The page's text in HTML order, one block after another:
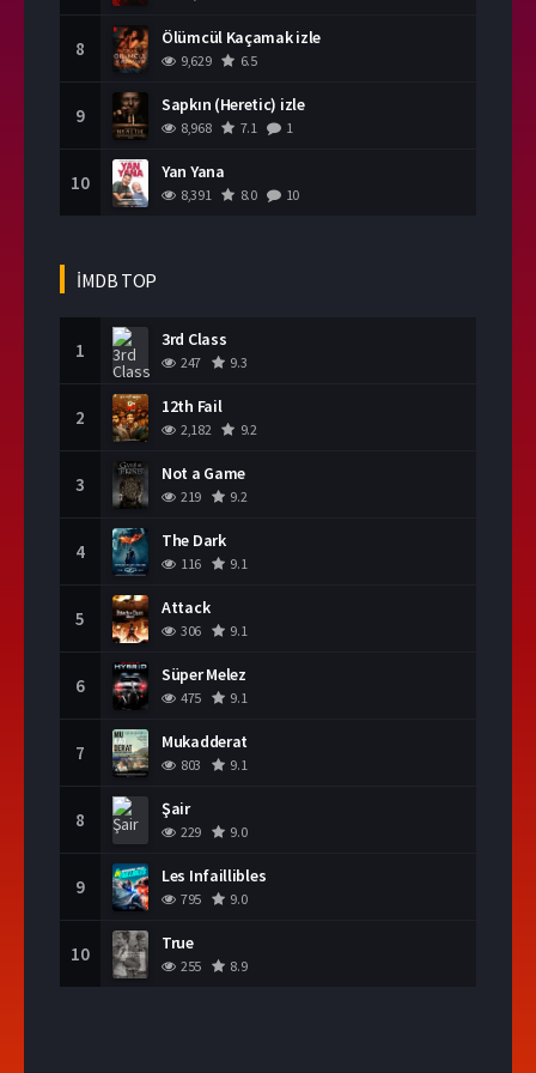
8 Ölümcül Kaçamak izle
9,629 6.5
9 Sapkın (Heretic) izle
8,968 7.1 1
10 Yan Yana
8,391 8.0 10
İMDB TOP
1 3rd Class
247 9.3
2 12th Fail
2,182 9.2
3 Not a Game
219 9.2
4 The Dark
116 9.1
5 Attack
306 9.1
6 Süper Melez
475 9.1
7 Mukadderat
803 9.1
8 Şair
229 9.0
9 Les Infaillibles
795 9.0
10 True
255 8.9